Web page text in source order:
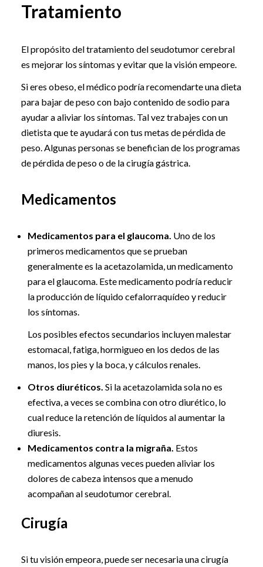
Tratamiento
El propósito del tratamiento del seudotumor cerebral
es mejorar los síntomas y evitar que la visión empeore.
Si eres obeso, el médico podría recomendarte una dieta
para bajar de peso con bajo contenido de sodio para
ayudar a aliviar los síntomas. Tal vez trabajes con un
dietista que te ayudará con tus metas de pérdida de
peso. Algunas personas se benefician de los programas
de pérdida de peso o de la cirugía gástrica.
Medicamentos
Medicamentos para el glaucoma. Uno de los
primeros medicamentos que se prueban
generalmente es la acetazolamida, un medicamento
para el glaucoma. Este medicamento podría reducir
la producción de líquido cefalorraquídeo y reducir
los síntomas.
Los posibles efectos secundarios incluyen malestar
estomacal, fatiga, hormigueo en los dedos de las
manos, los pies y la boca, y cálculos renales.
Otros diuréticos. Si la acetazolamida sola no es
efectiva, a veces se combina con otro diurético, lo
cual reduce la retención de líquidos al aumentar la
diuresis.
Medicamentos contra la migraña. Estos
medicamentos algunas veces pueden aliviar los
dolores de cabeza intensos que a menudo
acompañan al seudotumor cerebral.
Cirugía
Si tu visión empeora, puede ser necesaria una cirugía